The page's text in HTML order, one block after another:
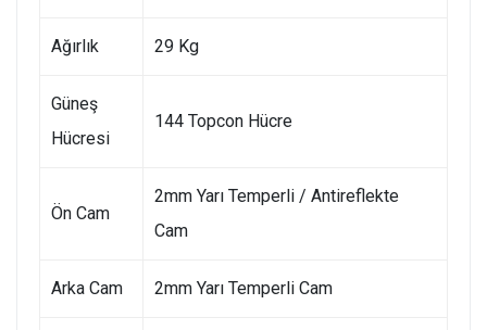
Ağırlık 29 Kg
Güneş
Hücresi
144 Topcon Hücre
Ön Cam
2mm Yarı Temperli / Antireflekte
Cam
Arka Cam 2mm Yarı Temperli Cam